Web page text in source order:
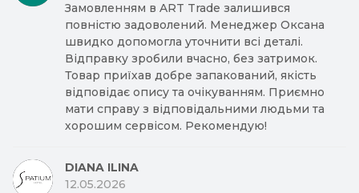
Замовленням в ART Trade залишився
повністю задоволений. Менеджер Оксана
швидко допомогла уточнити всі деталі.
Відправку зробили вчасно, без затримок.
Товар приїхав добре запакований, якість
відповідає опису та очікуванням. Приємно
мати справу з відповідальними людьми та
хорошим сервісом. Рекомендую!
DIANA ILINA
12.05.2026